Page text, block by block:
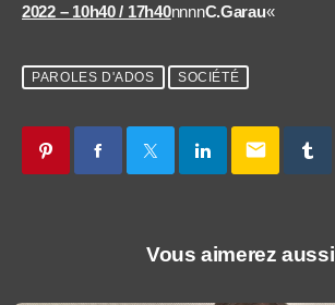
2022 – 10h40 / 17h40nnnnC.Garau«
PAROLES D'ADOS SOCIÉTÉ
email
Vous aimerez aussi